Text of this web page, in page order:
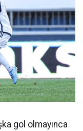
gol olmayınca